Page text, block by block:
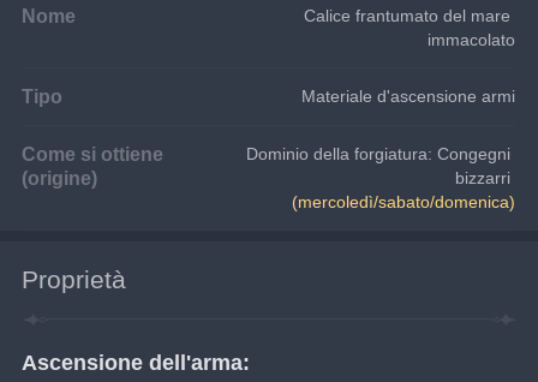
Nome
Calice frantumato del mare
immacolato
Tipo Materiale d'ascensione armi
Come si ottiene
(origine)
Dominio della forgiatura: Congegni
bizzarri
(mercoledì/sabato/domenica)
Proprietà
Ascensione dell'arma: